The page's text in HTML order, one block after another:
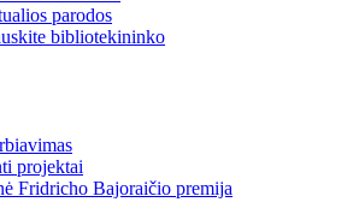
parodos
bibliotekininko
projektai
Fridricho Bajoraičio premija